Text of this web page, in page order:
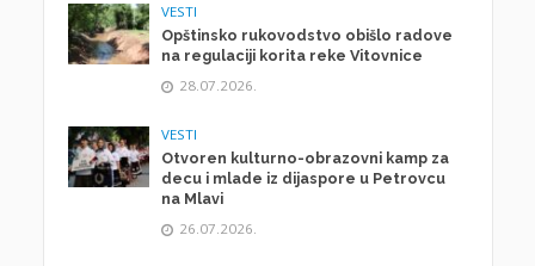
VESTI
Opštinsko rukovodstvo obišlo radove
na regulaciji korita reke Vitovnice
28.07.2026.
VESTI
Otvoren kulturno-obrazovni kamp za
decu i mlade iz dijaspore u Petrovcu
na Mlavi
26.07.2026.